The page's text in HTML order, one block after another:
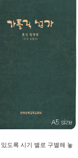
도록 시기 별로 구별해 놓